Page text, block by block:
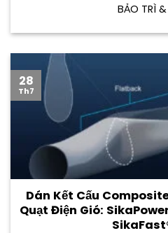
BẢO TRÌ
Dán Kết Cấu
Quạt Điện Gió:
28
Th7